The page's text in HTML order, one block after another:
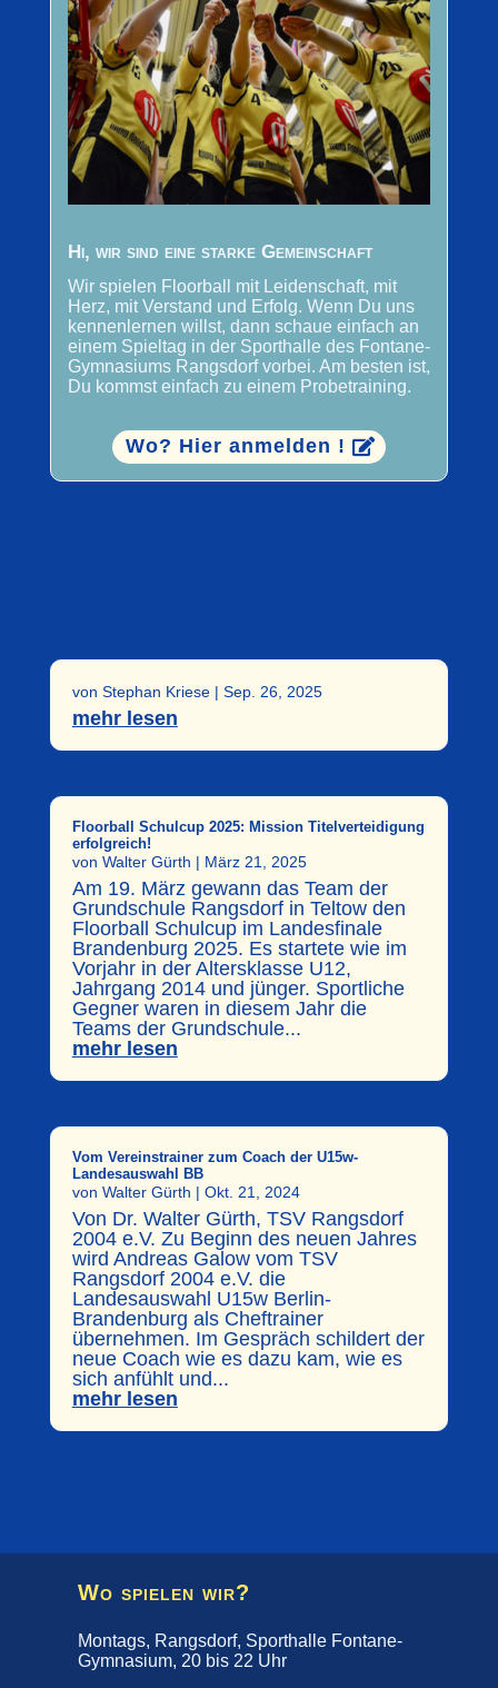
Hi, wir sind eine starke Gemeinschaft
Wir spielen Floorball mit Leidenschaft, mit
Herz, mit Verstand und Erfolg. Wenn Du uns
kennenlernen willst, dann schaue einfach an
einem Spieltag in der Sporthalle des Fontane-
Gymnasiums Rangsdorf vorbei. Am besten ist,
Du kommst einfach zu einem Probetraining.
Wo? Hier anmelden !
von Stephan Kriese| Sep. 26, 2025
mehr lesen
Floorball Schulcup 2025: Mission Titelverteidigung
erfolgreich!
von Walter Gürth | März 21, 2025
Am 19. März gewann das Team der
Grundschule Rangsdorf in Teltow den
Floorball Schulcup im Landesfinale
Brandenburg 2025. Es startete wie im
Vorjahr in der Altersklasse U12,
Jahrgang 2014 und jünger. Sportliche
Gegner waren in diesem Jahr die
Teams der Grundschule...
mehr lesen
Vom Vereinstrainer zum Coach der U15w-
Landesauswahl BB
von Walter Gürth | Okt. 21, 2024
Von Dr. Walter Gürth, TSV Rangsdorf
2004 e.V. Zu Beginn des neuen Jahres
wird Andreas Galow vom TSV
Rangsdorf 2004 e.V. die
Landesauswahl U15w Berlin-
Brandenburg als Cheftrainer
übernehmen. Im Gespräch schildert der
neue Coach wie es dazu kam, wie es
sich anfühlt und...
mehr lesen
Wo spielen wir?
Montags, Rangsdorf, Sporthalle Fontane-
Gymnasium, 20 bis 22 Uhr